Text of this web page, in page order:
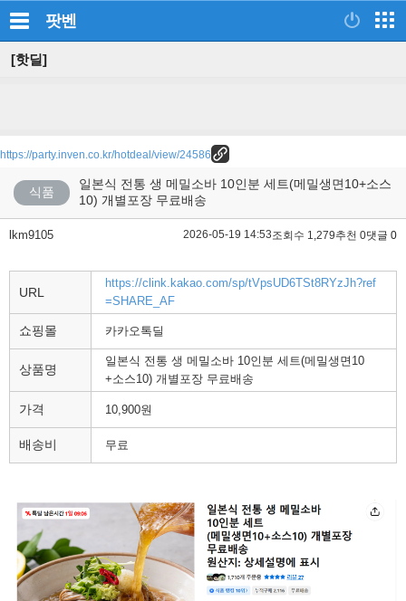
팟벤
[핫딜]
https://party.inven.co.kr/hotdeal/view/24586
식품
일본식 전통 생 메밀소바 10인분 세트(메밀생면10+소스
10) 개별포장 무료배송
lkm9105 2026-05-19 14:53조회수 1,279추천 0댓글 0
URL
https://clink.kakao.com/sp/tVpsUD6TSt8RYzJh?ref
=SHARE_AF
쇼핑몰 카카오톡딜
상품명
일본식 전통 생 메밀소바 10인분 세트(메밀생면10
+소스10) 개별포장 무료배송
가격 10,900원
배송비 무료